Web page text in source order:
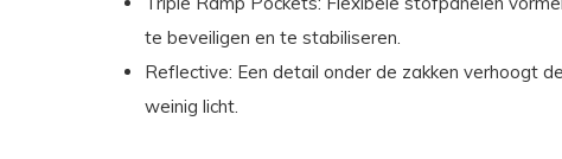
te beveiligen en te stabiliseren.
Reflective: Een detail onder de zakken verhoogt
weinig licht.